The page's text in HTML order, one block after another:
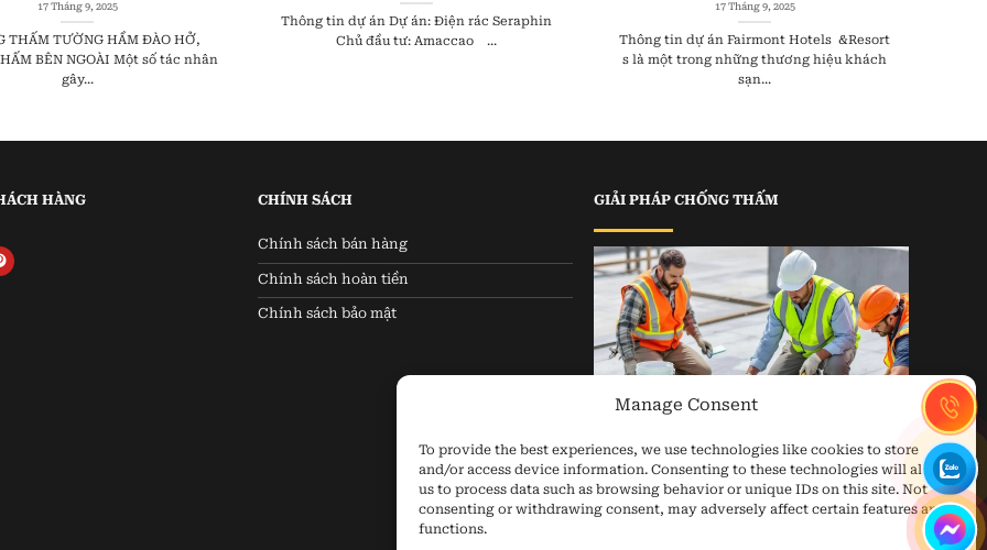
Manage Consent
To provide the best experiences, we use technologies like cookies to store
and/or access device information. Consenting to these technologies will allow
us to process data such as browsing behavior or unique IDs on this site. Not
consenting or withdrawing consent, may adversely affect certain features and
functions.
17 Tháng 9, 2025
THẤM TƯỜNG HẦM ĐÀO HỞ,
BÊN NGOÀI Một số tác nhân
gây...
Thông tin dự án Dự án: Điện rác Seraphin
Chủ đầu tư: Amaccao ...
17 Tháng 9, 2025
Thông tin dự án Fairmont Hotels &Resort
s là một trong những thương hiệu khách
sạn...
HÀNG CHÍNH SÁCH
Chính sách bán hàng
Chính sách hoàn tiền
Chính sách bảo mật
GIẢI PHÁP CHỐNG THẤM